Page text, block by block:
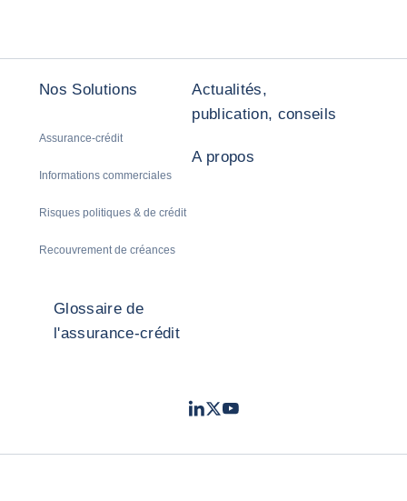
Nos Solutions
Assurance-crédit
Informations commerciales
Risques politiques & de crédit
Recouvrement de créances
Actualités,
publication, conseils
A propos
Glossaire de
l'assurance-crédit
LinkedIn
TwitterYoutube